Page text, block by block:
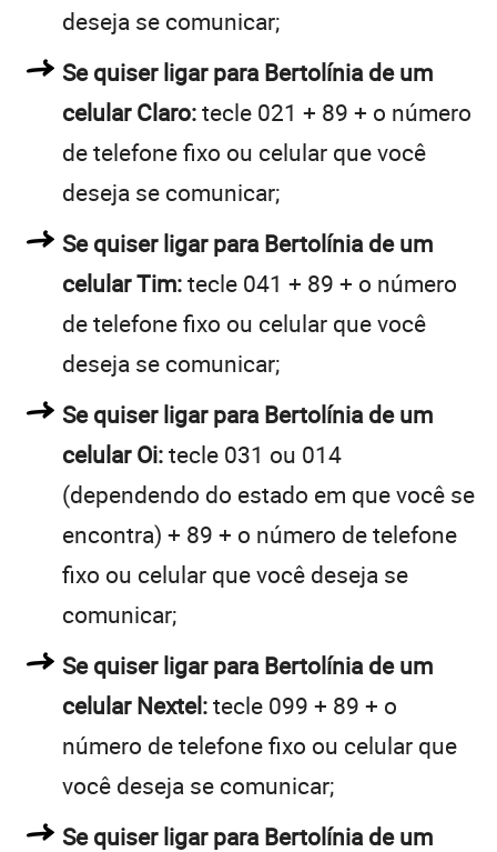
deseja se comunicar;
Se quiser ligar para Bertolínia de um
celular Claro:tecle 021 + 89 + o número
de telefone fixo ou celular que você
deseja se comunicar;
Se quiser ligar para Bertolínia de um
celular Tim:tecle 041 + 89 + o número
de telefone fixo ou celular que você
deseja se comunicar;
Se quiser ligar para Bertolínia de um
celular Oi:tecle 031 ou 014
(dependendo do estado em que você se
encontra) + 89 + o número de telefone
fixo ou celular que você deseja se
comunicar;
Se quiser ligar para Bertolínia de um
celular Nextel:tecle 099 + 89 + o
número de telefone fixo ou celular que
você deseja se comunicar;
Se quiser ligar para Bertolínia de um